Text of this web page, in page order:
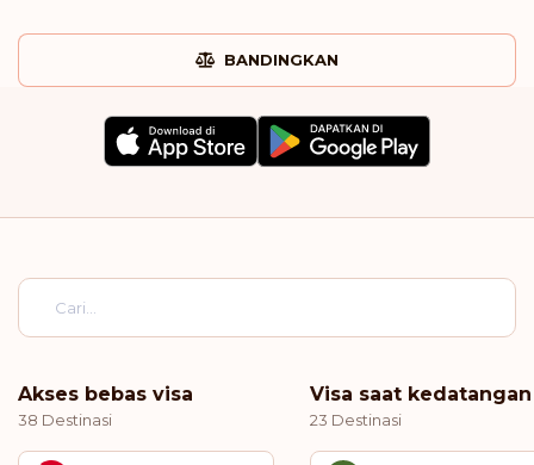
BANDINGKAN
Akses bebas visa
38 Destinasi
Visa saat kedatangan
23 Destinasi